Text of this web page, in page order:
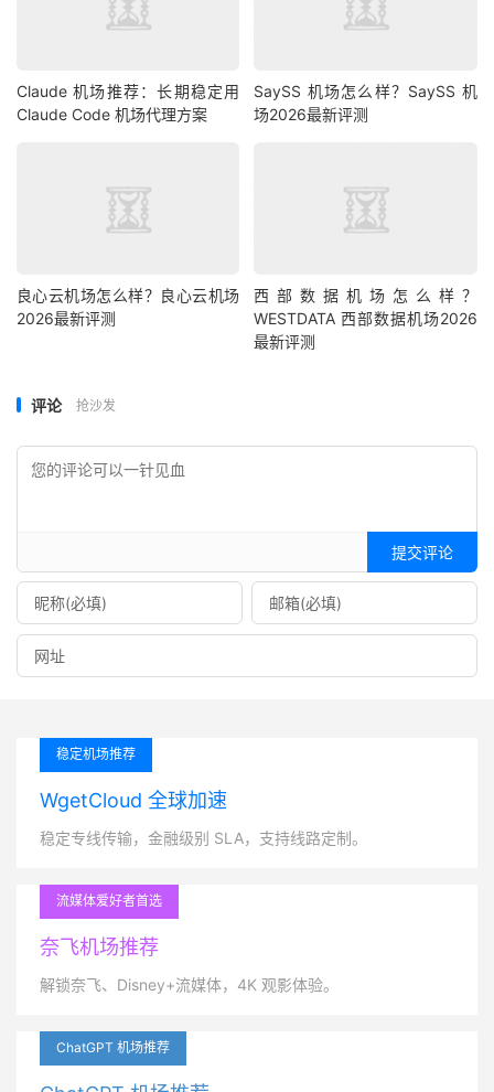
Claude 机场推荐：长期稳定用
Claude Code 机场代理方案
SaySS 机场怎么样？SaySS 机
场2026最新评测
良心云机场怎么样？良心云机场
2026最新评测
西部数据机场怎么样？
WESTDATA 西部数据机场2026
最新评测
评论 抢沙发
提交评论
稳定机场推荐
WgetCloud 全球加速
稳定专线传输，金融级别 SLA，支持线路定制。
流媒体爱好者首选
奈飞机场推荐
解锁奈飞、Disney+流媒体，4K 观影体验。
ChatGPT 机场推荐